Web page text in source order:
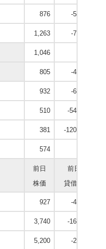
876 -5,400
1,263 -7,800
1,046
805 -4,200
932 -6,900
510 -54,700
381 -120,000
574
前日
株価
前日
貸借残
927 -4,200
3,740 -16,700
5,200 -2,800